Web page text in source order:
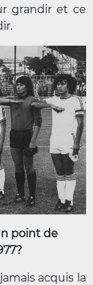
grandir et ce
point de
acquis la